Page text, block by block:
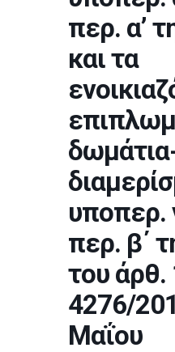
περ. α’
και τα
υποπερ.
περ. β΄
του άρθ.
4276/
Μαΐου